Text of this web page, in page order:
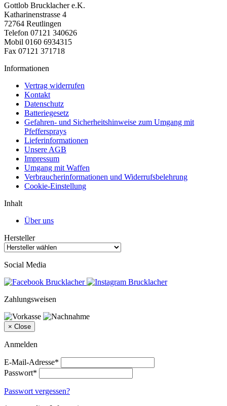
Gottlob Brucklacher e.K.
Katharinenstrasse 4
72764 Reutlingen
Telefon 07121 340626
Mobil 0160 6934315
Fax 07121 371718
Informationen
Vertrag widerrufen
Kontakt
Datenschutz
Batteriegesetz
Gefahren- und Sicherheitshinweise zum Umgang mit
Pfeffersprays
Lieferinformationen
Unsere AGB
Impressum
Umgang mit Waffen
Verbraucherinformationen und Widerrufsbelehrung
Cookie-Einstellung
Inhalt
Über uns
Hersteller
Social Media
Zahlungsweisen
× Close
Anmelden
E-Mail-Adresse*
Passwort*
Passwort vergessen?